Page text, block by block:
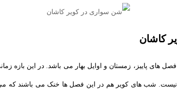
کاشان
های پاییز، زمستان و اوایل بهار می باشد. در این بازه
شب ‌های کویر هم در این فصل ‌ها خنک می باشند که می